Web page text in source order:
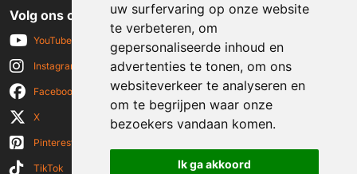
uw surfervaring op onze website
te verbeteren, om
gepersonaliseerde inhoud en
advertenties te tonen, om ons
websiteverkeer te analyseren en
om te begrijpen waar onze
bezoekers vandaan komen.
Ik ga akkoord
Volg ons op social media
YouTube
Instagram
Facebook
X
Pinterest
TikTok